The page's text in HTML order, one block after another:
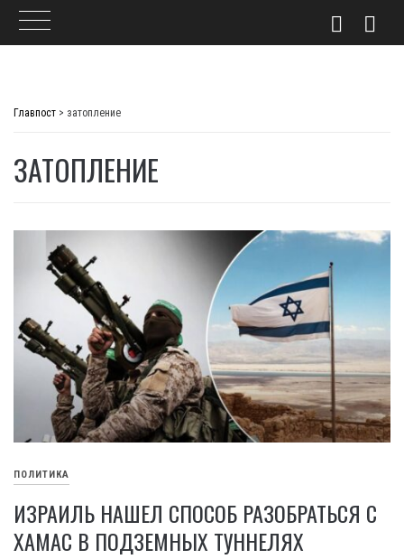
Главпост > затопление
ЗАТОПЛЕНИЕ
ПОЛИТИКА
ИЗРАИЛЬ НАШЕЛ СПОСОБ РАЗОБРАТЬСЯ С
ХАМАС В ПОДЗЕМНЫХ ТУННЕЛЯХ